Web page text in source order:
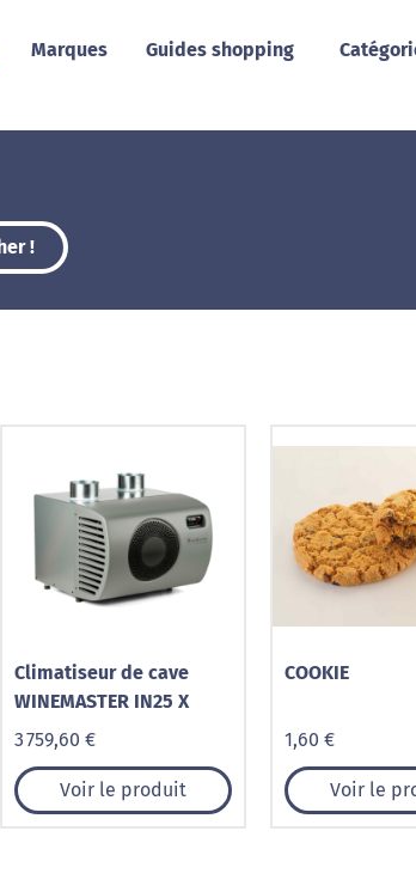
Marques Guides shopping
!
Climatiseur de cave
WINEMASTER IN25 X
3 759,60 €
Voir le produit
COOKIE
1,60 €
Voir le